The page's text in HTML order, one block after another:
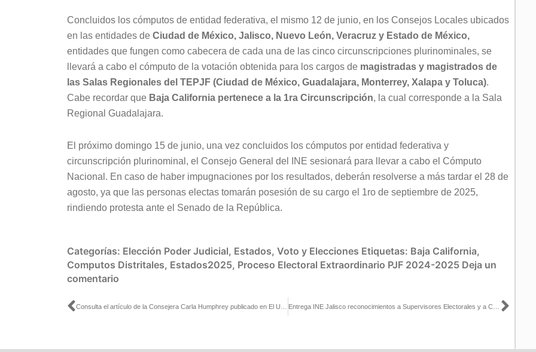
Concluidos los cómputos de entidad federativa, el mismo 12 de junio, en los Consejos Locales ubicados
en las entidades de Ciudad de México, Jalisco, Nuevo León, Veracruz y Estado de México,
entidades que fungen como cabecera de cada una de las cinco circunscripciones plurinominales, se
llevará a cabo el cómputo de la votación obtenida para los cargos de magistradas y magistrados de
las Salas Regionales del TEPJF (Ciudad de México, Guadalajara, Monterrey, Xalapa y Toluca).
Cabe recordar que Baja California pertenece a la 1ra Circunscripción, la cual corresponde a la Sala
Regional Guadalajara.
El próximo domingo 15 de junio, una vez concluidos los cómputos por entidad federativa y
circunscripción plurinominal, el Consejo General del INE sesionará para llevar a cabo el Cómputo
Nacional. En caso de haber impugnaciones por los resultados, deberán resolverse a más tardar el 28 de
agosto, ya que las personas electas tomarán posesión de su cargo el 1ro de septiembre de 2025,
rindiendo protesta ante el Senado de la República.
Categorías: Elección Poder Judicial, Estados, Voto y Elecciones Etiquetas: Baja California,
Computos Distritales, Estados2025, Proceso Electoral Extraordinario PJF 2024-2025 Deja un
comentario
Ant